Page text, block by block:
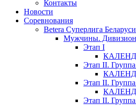
Контакты
Новости
Соревнования
Betera Суперлига
Мужчины. Дивизион
Этап I
Этап II.
Этап II.
Этап II.